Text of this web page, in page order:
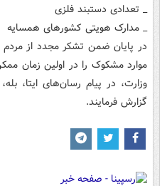
_ تعدادی دستبند فلزی
_ مدارک هویتی کشورهای همسایه
در پایان ضمن تشکر مجدد از مردم
گزارش فرمایند.